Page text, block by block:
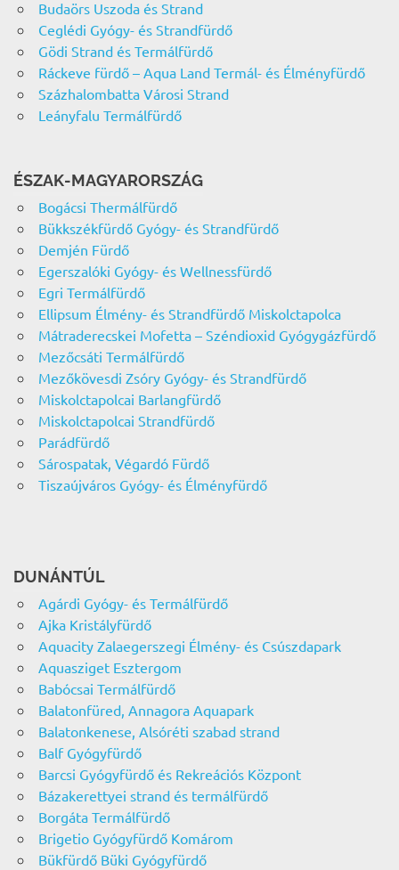
Budaörs Uszoda és Strand
Ceglédi Gyógy- és Strandfürdő
Gödi Strand és Termálfürdő
Ráckeve fürdő – Aqua Land Termál- és Élményfürdő
Százhalombatta Városi Strand
Leányfalu Termálfürdő
ÉSZAK-MAGYARORSZÁG
Bogácsi Thermálfürdő
Bükkszékfürdő Gyógy- és Strandfürdő
Demjén Fürdő
Egerszalóki Gyógy- és Wellnessfürdő
Egri Termálfürdő
Ellipsum Élmény- és Strandfürdő Miskolctapolca
Mátraderecskei Mofetta – Széndioxid Gyógygázfürdő
Mezőcsáti Termálfürdő
Mezőkövesdi Zsóry Gyógy- és Strandfürdő
Miskolctapolcai Barlangfürdő
Miskolctapolcai Strandfürdő
Parádfürdő
Sárospatak, Végardó Fürdő
Tiszaújváros Gyógy- és Élményfürdő
DUNÁNTÚL
Agárdi Gyógy- és Termálfürdő
Ajka Kristályfürdő
Aquacity Zalaegerszegi Élmény- és Csúszdapark
Aquasziget Esztergom
Babócsai Termálfürdő
Balatonfüred, Annagora Aquapark
Balatonkenese, Alsóréti szabad strand
Balf Gyógyfürdő
Barcsi Gyógyfürdő és Rekreációs Központ
Bázakerettyei strand és termálfürdő
Borgáta Termálfürdő
Brigetio Gyógyfürdő Komárom
Bükfürdő Büki Gyógyfürdő